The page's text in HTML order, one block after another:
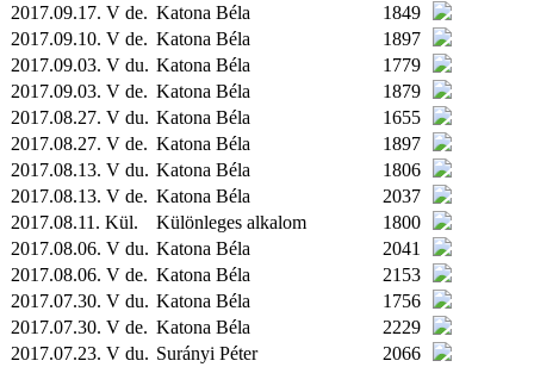
2017.09.17. V de. Katona Béla
1849
2017.09.10. V de. Katona Béla
1897
2017.09.03. V du. Katona Béla
1779
2017.09.03. V de. Katona Béla
1879
2017.08.27. V du. Katona Béla
1655
2017.08.27. V de. Katona Béla
1897
2017.08.13. V du. Katona Béla
1806
2017.08.13. V de. Katona Béla
2037
2017.08.11. Kül. Különleges alkalom
1800
2017.08.06. V du. Katona Béla
2041
2017.08.06. V de. Katona Béla
2153
2017.07.30. V du. Katona Béla
1756
2017.07.30. V de. Katona Béla
2229
2017.07.23. V du. Surányi Péter
2066